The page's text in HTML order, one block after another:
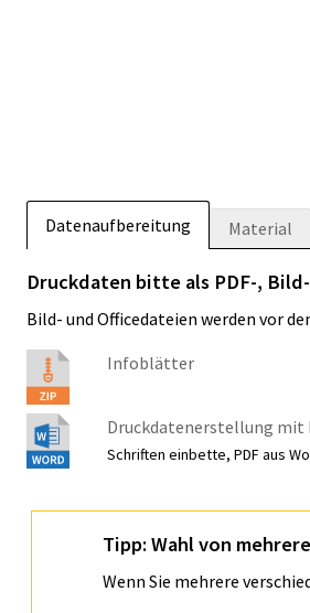
Datenaufbereitung Material
Druckdaten bitte als PDF-,
Bild- und Officedateien werden vor
Infoblätter
Druckdatenerstellung mit
Schriften einbette, PDF aus
Tipp: Wahl von
Wenn Sie mehrere